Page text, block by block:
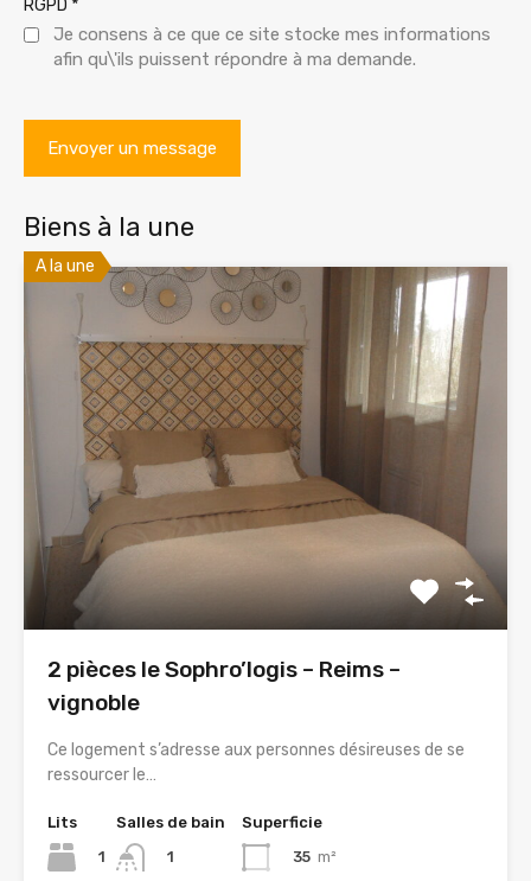
RGPD *
Je consens à ce que ce site stocke mes informations
afin qu\'ils puissent répondre à ma demande.
Biens à la une
A la une
2 pièces le Sophro’logis – Reims –
vignoble
Ce logement s’adresse aux personnes désireuses de se
ressourcer le…
Lits
1
Salles de bain
1
Superficie
35 m²